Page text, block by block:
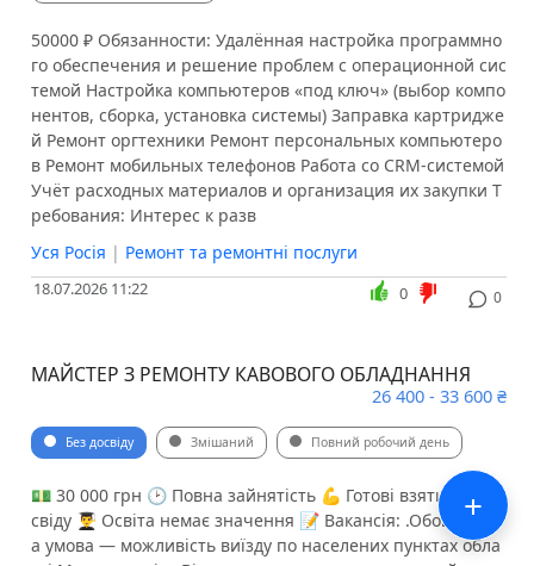
50000 ₽ Обязанности: Удалённая настройка программно
го обеспечения и решение проблем с операционной сис
темой Настройка компьютеров «под ключ» (выбор компо
нентов, сборка, установка системы) Заправка картридже
й Ремонт оргтехники Ремонт персональных компьютеро
в Ремонт мобильных телефонов Работа со CRM-системой
Учёт расходных материалов и организация их закупки Т
ребования: Интерес к разв
Уся Росія | Ремонт та ремонтні послуги
18.07.2026 11:22 0
0
МАЙСТЕР З РЕМОНТУ КАВОВОГО ОБЛАДНАННЯ
26 400 - 33 600 ₴
Без досвіду Змішаний Повний робочий день
💵 30 000 грн 🕑 Повна зайнятість 💪 Готові взяти без до
свіду 👨‍🎓 Освіта немає значення 📝 Вакансія: .Обов’язков
а умова — можливість виїзду по населених пунктах обла
+